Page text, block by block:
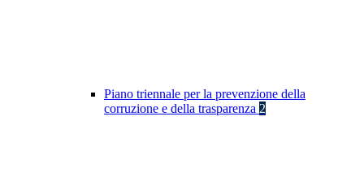
Piano triennale per la prevenzione della
corruzione e della trasparenza 2